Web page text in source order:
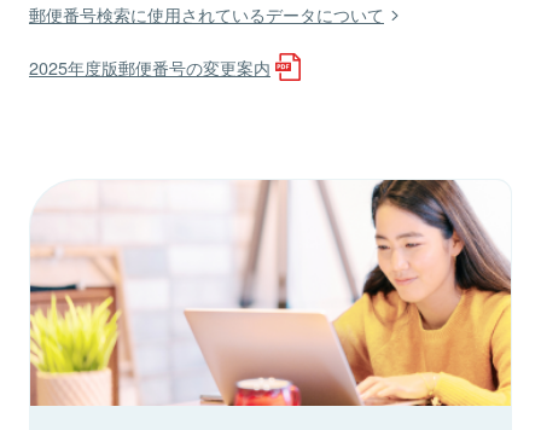
郵便番号検索に使用されているデータについて
2025年度版郵便番号の変更案内